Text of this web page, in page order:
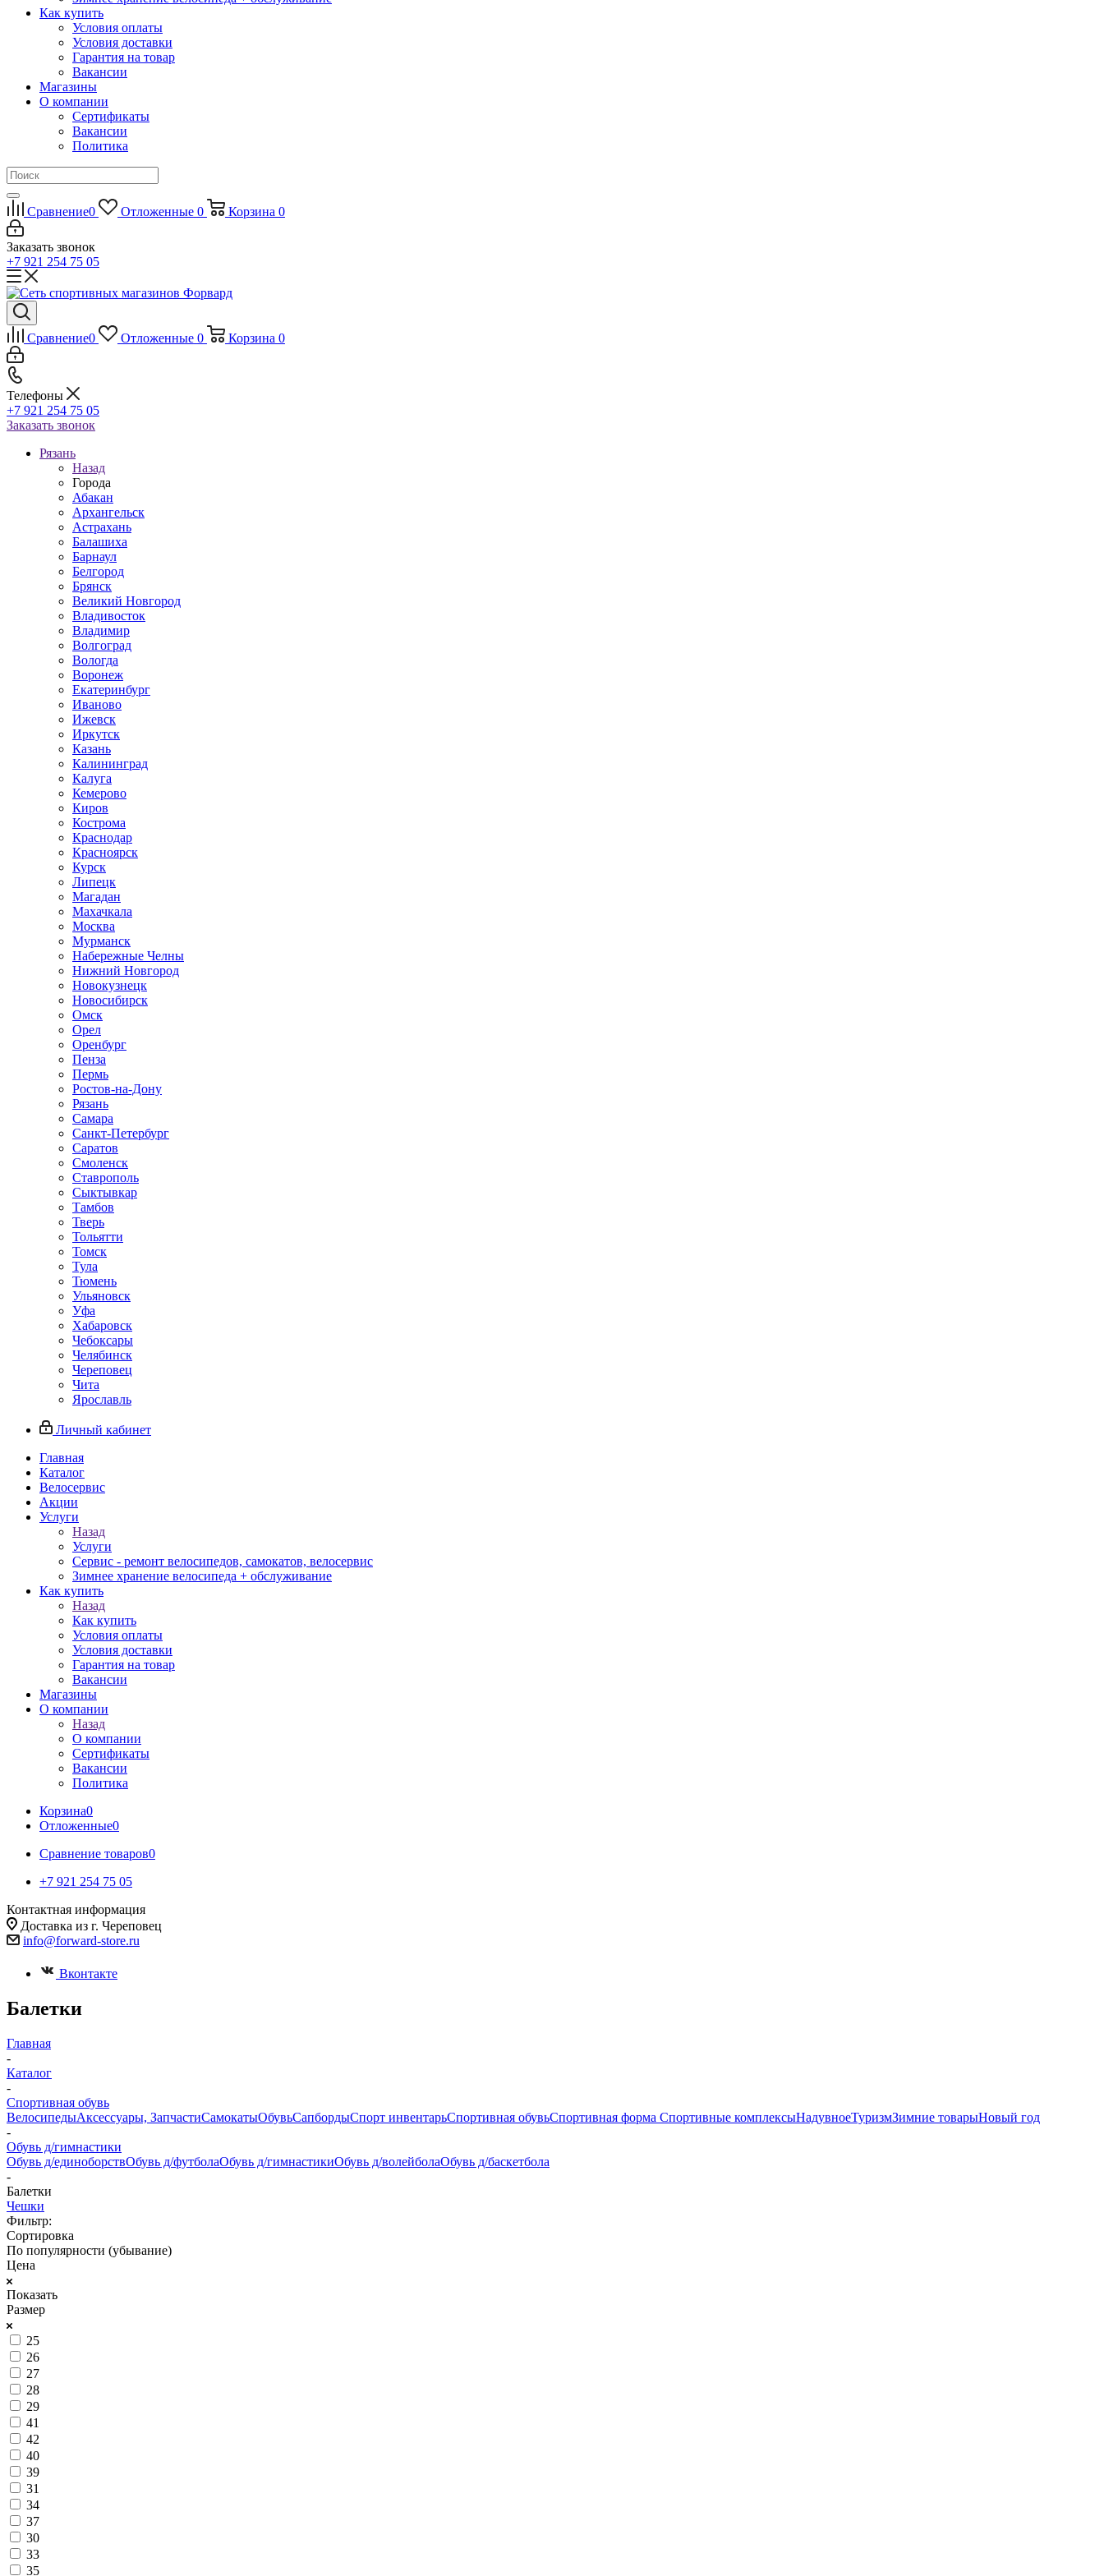
Как купить
Условия оплаты
Условия доставки
Гарантия на товар
Вакансии
Магазины
О компании
Сертификаты
Вакансии
Политика
Сравнение0 Отложенные 0 Корзина 0
Заказать звонок
+7 921 254 75 05
Сравнение0 Отложенные 0 Корзина 0
Телефоны
+7 921 254 75 05
Заказать звонок
Рязань
Назад
Города
Абакан
Архангельск
Астрахань
Балашиха
Барнаул
Белгород
Брянск
Великий Новгород
Владивосток
Владимир
Волгоград
Вологда
Воронеж
Екатеринбург
Иваново
Ижевск
Иркутск
Казань
Калининград
Калуга
Кемерово
Киров
Кострома
Краснодар
Красноярск
Курск
Липецк
Магадан
Махачкала
Москва
Мурманск
Набережные Челны
Нижний Новгород
Новокузнецк
Новосибирск
Омск
Орел
Оренбург
Пенза
Пермь
Ростов-на-Дону
Рязань
Самара
Санкт-Петербург
Саратов
Смоленск
Ставрополь
Сыктывкар
Тамбов
Тверь
Тольятти
Томск
Тула
Тюмень
Ульяновск
Уфа
Хабаровск
Чебоксары
Челябинск
Череповец
Чита
Ярославль
Личный кабинет
Главная
Каталог
Велосервис
Акции
Услуги
Назад
Услуги
Сервис - ремонт велосипедов, самокатов, велосервис
Зимнее хранение велосипеда + обслуживание
Как купить
Назад
Как купить
Условия оплаты
Условия доставки
Гарантия на товар
Вакансии
Магазины
О компании
Назад
О компании
Сертификаты
Вакансии
Политика
Корзина0
Отложенные0
Сравнение товаров0
+7 921 254 75 05
Контактная информация
Доставка из г. Череповец
info@forward-store.ru
Вконтакте
Балетки
Главная
-
Каталог
-
Спортивная обувь
ВелосипедыАксессуары, ЗапчастиСамокатыОбувьСапбордыСпорт инвентарьСпортивная обувьСпортивная форма Спортивные комплексыНадувноеТуризмЗимние товарыНовый год
-
Обувь д/гимнастики
Обувь д/единоборствОбувь д/футболаОбувь д/гимнастикиОбувь д/волейболаОбувь д/баскетбола
-
Балетки
Чешки
Фильтр:
Сортировка
По популярности (убывание)
Цена
Показать
Размер
25
26
27
28
29
41
42
40
39
31
34
37
30
33
35